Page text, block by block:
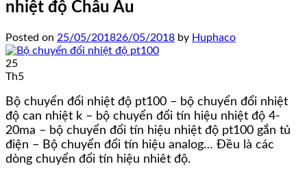
nhiệt độ Châu Âu
Posted on 25/05/201826/05/2018 by Huphaco
25
Th5
Bộ chuyển đổi nhiệt độ pt100 – bộ chuyển đổi nhiệt
độ can nhiệt k – bộ chuyển đổi tín hiệu nhiệt độ 4-
20ma – bộ chuyển đổi tín hiệu nhiệt độ pt100 gắn tủ
điện – Bộ chuyển đổi tín hiệu analog… Đều là các
dòng chuyển đổi tín hiệu nhiêt độ.